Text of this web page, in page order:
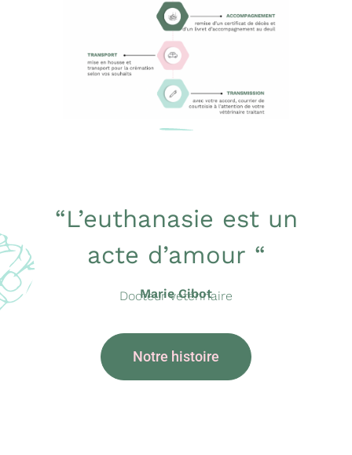
“L’euthanasie est un
acte d’amour “
Marie Cibot
Docteur vétérinaire
Notre histoire